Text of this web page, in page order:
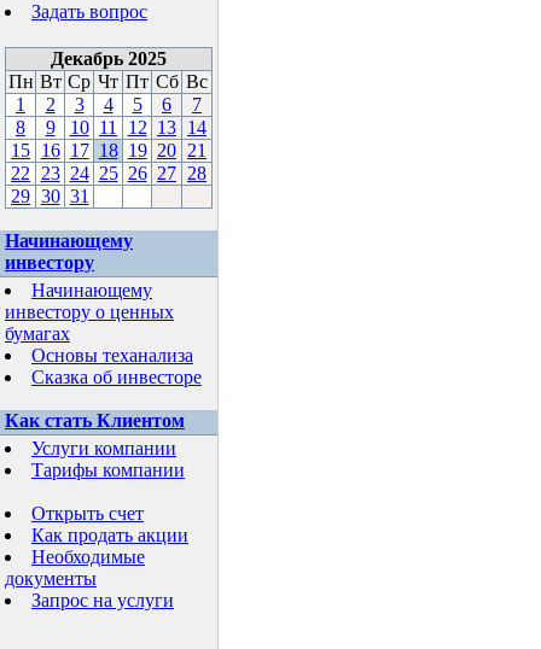
Задать вопрос
Декабрь 2025
Пн Вт Ср Чт Пт Сб Вс
1
2 3 4 5 6
7
8
9 10 11 12 13 14
15 16 17 18 19 20 21
22
23 24 25 26 27 28
29 30 31
Начинающему
инвестору
Начинающему
инвестору о ценных
бумагах
Основы теханализа
Сказка об инвесторе
Как стать Клиентом
Услуги компании
Тарифы компании
Открыть счет
Как продать акции
Необходимые
документы
Запрос на услуги